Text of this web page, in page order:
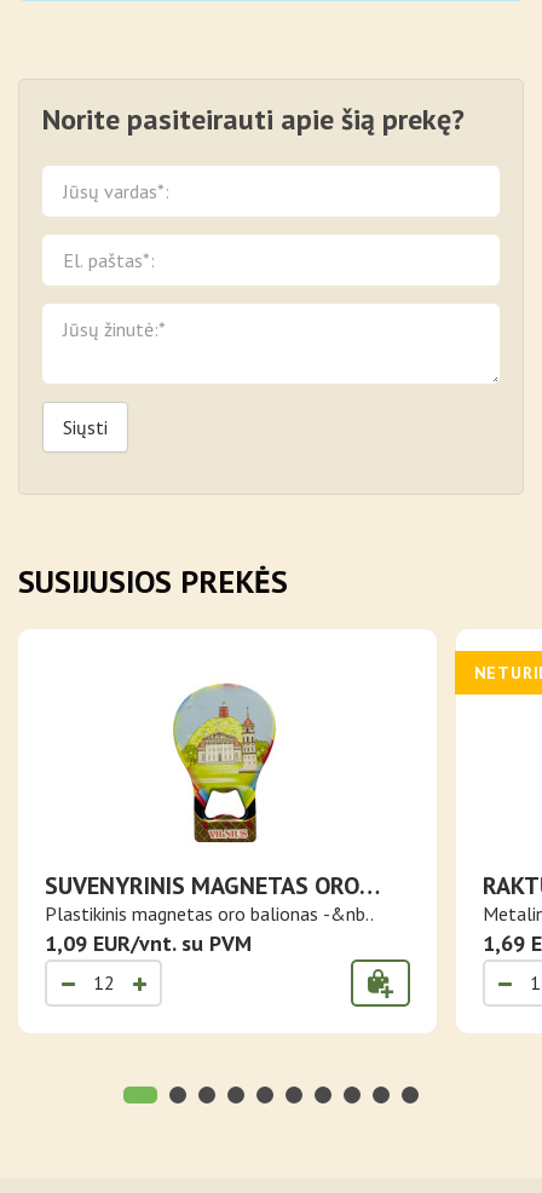
Norite pasiteirauti apie šią prekę?
Siųsti
SUSIJUSIOS PREKĖS
SUVENYRINIS MAGNETAS ORO
BALIONAS VILNIUS
Plastikinis magnetas oro balionas -&nb..
1,09 EUR/vnt. su PVM 1,69